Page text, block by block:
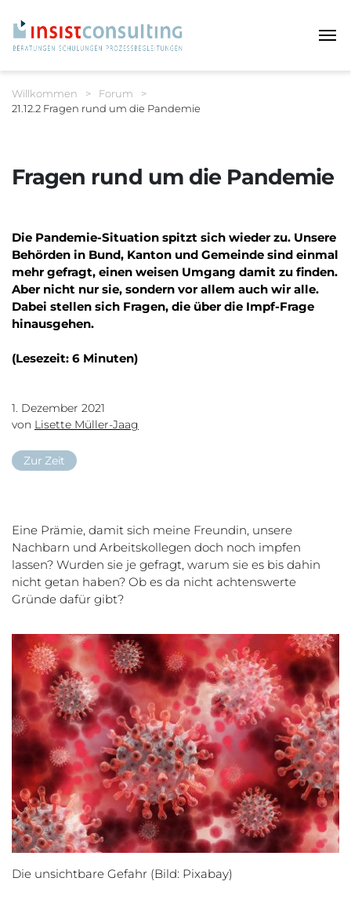
Sie befinden sich hier:
Willkommen > Forum
>
21.12.2 Fragen rund um die Pandemie
Fragen rund um die Pandemie
Die Pandemie-Situation spitzt sich wieder zu. Unsere
Behörden in Bund, Kanton und Gemeinde sind einmal
mehr gefragt, einen weisen Umgang damit zu finden.
Aber nicht nur sie, sondern vor allem auch wir alle.
Dabei stellen sich Fragen, die über die Impf-Frage
hinausgehen.
(Lesezeit: 6 Minuten)
1. Dezember 2021
von Lisette Müller-Jaag
Zur Zeit
Eine Prämie, damit sich meine Freundin, unsere
Nachbarn und Arbeitskollegen doch noch impfen
lassen? Wurden sie je gefragt, warum sie es bis dahin
nicht getan haben? Ob es da nicht achtenswerte
Gründe dafür gibt?
Die unsichtbare Gefahr (Bild: Pixabay)